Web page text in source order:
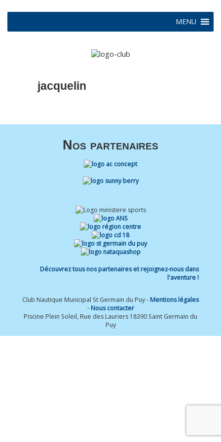
MENU
jacquelin
Nos partenaires
Découvrez tous nos partenaires et rejoignez-nous dans
l'aventure !
Club Nautique Municipal St Germain du Puy - Mentions légales
- Nous contacter
Piscine Plein Soleil, Rue des Lauriers 18390 Saint Germain du
Puy